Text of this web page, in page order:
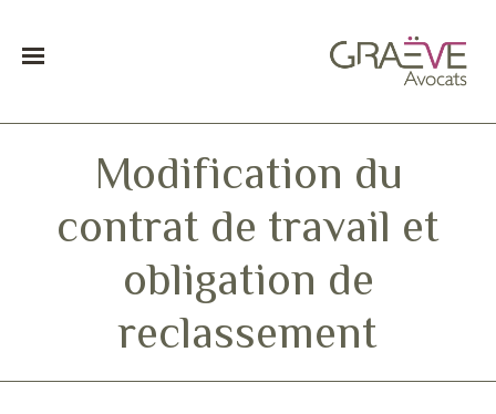
Modification du
contrat de travail et
obligation de
reclassement